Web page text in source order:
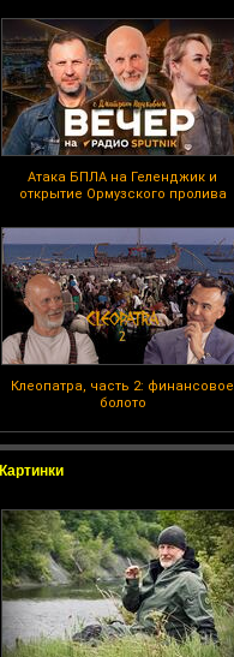
Атака БПЛА на Геленджик и
открытие Ормузского пролива
Клеопатра, часть 2: финансовое
болото
Картинки